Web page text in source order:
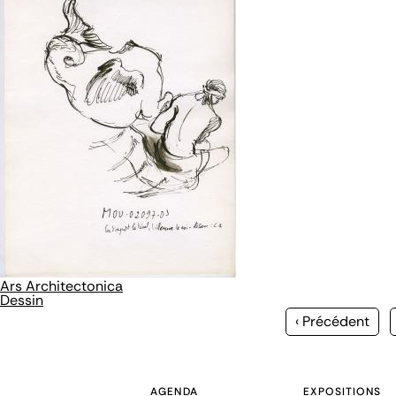
Ars Architectonica
Dessin
Page
‹ Précédent
AGENDA EXPOSITIONS